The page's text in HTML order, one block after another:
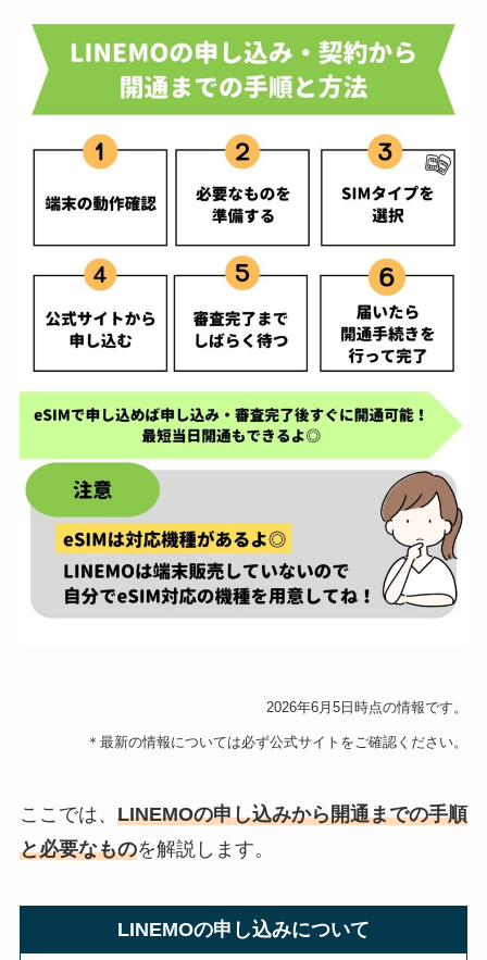
2026年6月5日時点の情報です。
＊最新の情報については必ず公式サイトをご確認ください。
ここでは、 LINEMOの申し込みから開通までの手順
と必要なものを解説します。
LINEMOの申し込みについて